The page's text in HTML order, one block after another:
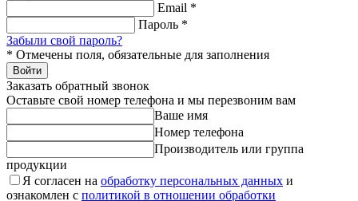
Email *
Пароль *
Забыли свой пароль?
* Отмечены поля, обязательные для заполнения
Войти
Заказать обратный звонок
Оставьте свой номер телефона и мы перезвоним вам
Ваше имя
Номер телефона
Производитель или группа
продукции
Я согласен на обработку персональных данных и
ознакомлен с политикой в отношении обработки